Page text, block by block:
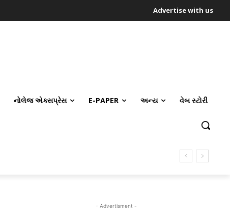
Advertise with us
નોલેજ એક્સપ્રેસ E-PAPER અન્ય વેબ સ્ટોરી
- Advertisment -